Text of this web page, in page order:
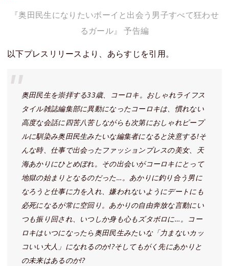
『奥田民生になりたいボーイと出会う男子すべて狂わせ
るガール』 予告編
以下プレスリリースより、あらすじを引用。
奥田民生を崇拝する33歳、コーロキ。おしゃれライフス
タイル雑誌編集部に異動になったコーロキは、慣れない
高度な会話に四苦八苦しながらも次第におしゃれピープ
ルに馴染み奥田民生みたいな編集者になると決意する!そ
んな時、仕事で出会ったファッションプレスの美女、天
海あかりにひとめぼれ。その出会いがコーロキにとって
地獄の始まりとなるのだった…。あかりに釣り合う男に
なろうと仕事に力を入れ、嫌われないようにデートにも
必死になるが常に空回り。あかりの自由奔放な言動にい
つも振り回され、いつしか身も心もズタボロに…。コー
ロキはいつになったら奥田民生みたいな「力まないカッ
コいい大人」になれるのか!?そしてもがく先にあかりと
の未来はあるのか!?